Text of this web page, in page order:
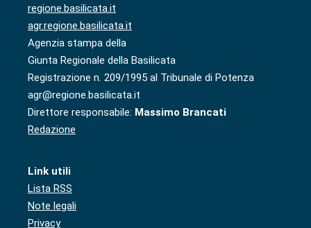
regione.basilicata.it
agr.regione.basilicata.it
Agenzia stampa della
Giunta Regionale della Basilicata
Registrazione n. 209/1995 al Tribunale di Potenza
agr@regione.basilicata.it
Direttore responsabile: Massimo Brancati
Redazione
Link utili
Lista RSS
Note legali
Privacy